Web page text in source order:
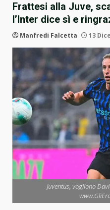
Frattesi alla Juve,
l’Inter dice sì e
Manfredi Falcetta 13
Juventus, vogliono